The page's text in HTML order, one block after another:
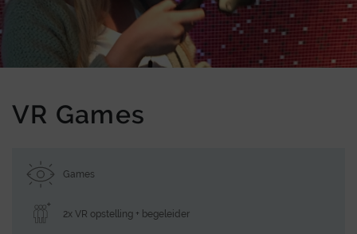
VR Games
Games
2x VR opstelling + begeleider